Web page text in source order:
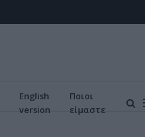
English
version
Ποιοι
είμαστε